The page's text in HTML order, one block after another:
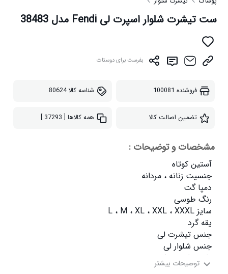
ست تیشرت شلوار اسپرت لی Fendi مدل 38483
بفرست برای دوستات
فروشنده 100081 شناسه کالا80624
تضمین اصالت کالا همه کالاها [ 37293 ]
مشخصات و توضیحات :